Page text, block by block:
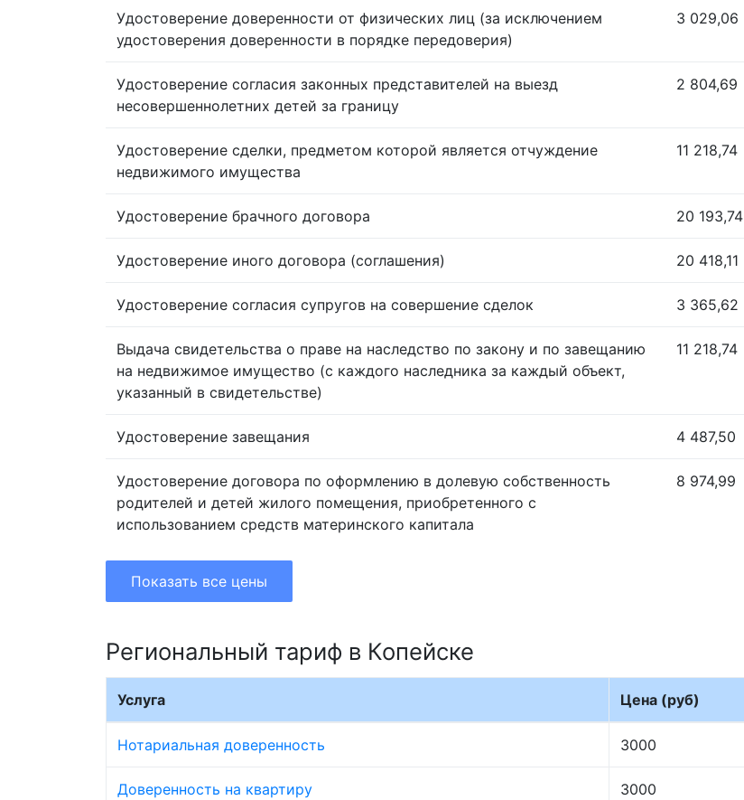
Удостоверение доверенности от физических лиц (за исключением
удостоверения доверенности в порядке передоверия)
3 029,06
Удостоверение согласия законных представителей на выезд
несовершеннолетних детей за границу
2 804,69
Удостоверение сделки, предметом которой является отчуждение
недвижимого имущества
11 218,74
Удостоверение брачного договора 20 193,74
Удостоверение иного договора (соглашения) 20 418,11
Удостоверение согласия супругов на совершение сделок 3 365,62
Выдача свидетельства о праве на наследство по закону и по завещанию
на недвижимое имущество (с каждого наследника за каждый объект,
указанный в свидетельстве)
11 218,74
Удостоверение завещания 4 487,50
Удостоверение договора по оформлению в долевую собственность
родителей и детей жилого помещения, приобретенного с
использованием средств материнского капитала
8 974,99
Показать все цены
Региональный тариф в Копейске
Услуга Цена (руб)
Нотариальная доверенность 3000
Доверенность на квартиру 3000